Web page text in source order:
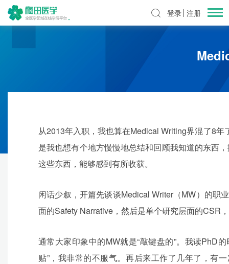
登录 注册
从2013年入职，我也算在Medical Writing界混了8
是我也想有个地方慢慢地总结和回顾我知道的东西
这些东西，能够感到有所收获。
闲话少叙，开篇先谈谈Medical Writer（MW）的职
面的Safety Narrative，然后是单个研究层面的CSR
通常大家印象中的MW就是“敲键盘的”。我读PhD
贴”，我非常的不服气。再后来工作了几年了，有